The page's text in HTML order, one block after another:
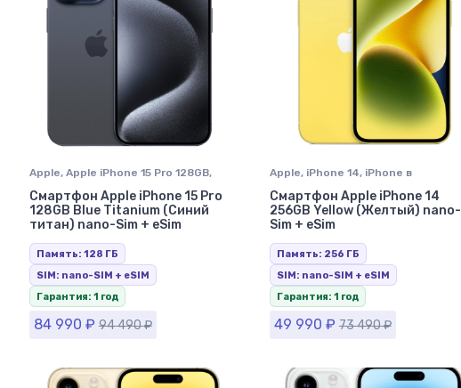
Apple, Apple iPhone 15 Pro 128GB,
iPhone 15 Pro , iPhone в Ставрополе
Смартфон Apple iPhone 15 Pro
128GB Blue Titanium (Синий
титан) nano-Sim + eSim
Память: 128 ГБ
SIM: nano-SIM + eSIM
Гарантия: 1 год
84 990 ₽ 94 490₽
Apple, iPhone 14, iPhone в
Ставрополе
Смартфон Apple iPhone 14
256GB Yellow (Желтый) nano-
Sim + eSim
Память: 256 ГБ
SIM: nano-SIM + eSIM
Гарантия: 1 год
49 990 ₽ 73 490₽